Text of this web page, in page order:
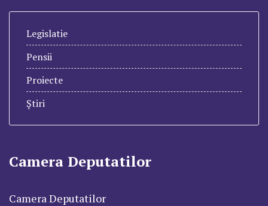
Legislatie
Pensii
Proiecte
Știri
Camera Deputatilor
Camera Deputatilor